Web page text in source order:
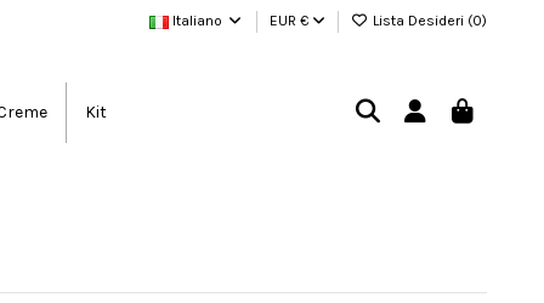
Italiano EUR € Lista Desideri (0)
Kit